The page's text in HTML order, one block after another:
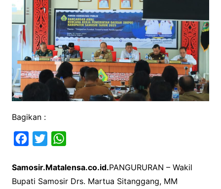
Bagikan :
c
e
i
t
a
t
Samosir.Matalensa.co.id.PANGURURAN – Wakil
Bupati Samosir Drs. Martua Sitanggang, MM